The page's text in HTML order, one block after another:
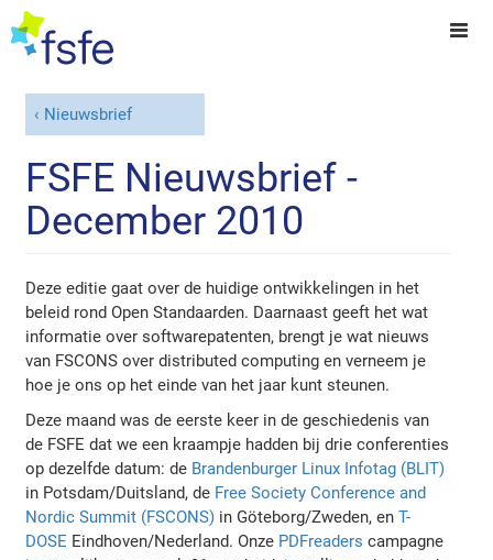
Nieuwsbrief
FSFE Nieuwsbrief -
December 2010
Deze editie gaat over de huidige ontwikkelingen in het
beleid rond Open Standaarden. Daarnaast geeft het wat
informatie over softwarepatenten, brengt je wat nieuws
van FSCONS over distributed computing en verneem je
hoe je ons op het einde van het jaar kunt steunen.
Deze maand was de eerste keer in de geschiedenis van
de FSFE dat we een kraampje hadden bij drie conferenties
op dezelfde datum: de Brandenburger Linux Infotag (BLIT)
in Potsdam/Duitsland, de Free Society Conference and
Nordic Summit (FSCONS) in Göteborg/Zweden, enT-
DOSE Eindhoven/Nederland. Onze PDFreaders campagne